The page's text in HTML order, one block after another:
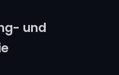
und